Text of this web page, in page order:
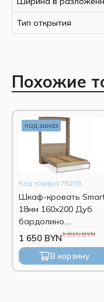
Тип открытия
Похожие
под заказ
Код товара:79200
Шкаф-кровать
18мм 160x200 Дуб
бардолино
натуральный1 815 BYN
1 650 BYN
В корзину